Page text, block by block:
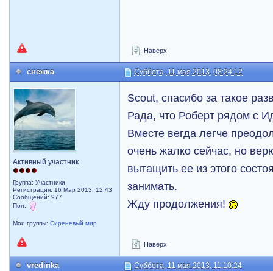
Наверх
снежка Суббота, 11 мая 2013, 08:24:12
Активный участник
Группа: Участники
Регистрация: 16 Мар 2013, 12:43
Сообщений: 977
Пол:
Мои группы:Сиреневый мир
Scout, спасибо за такое
Рада, что Роберт рядом с
Вместе вегда легче
очень жалко сейчас, но
вытащить ее из этого
занимать.
Жду продолжения!
Наверх
vredinka Суббота, 11 мая 2013, 11:10:24